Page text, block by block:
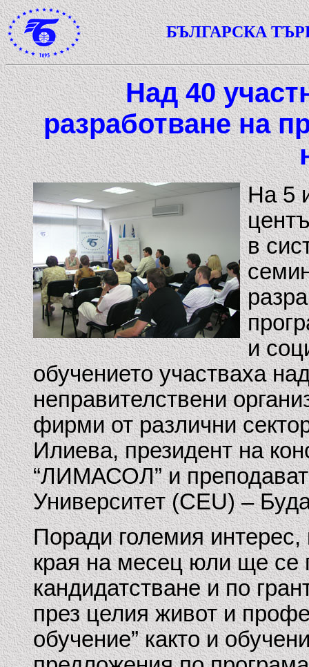
БЪЛГАРСКА
Над 40
разработване на
На 5
в
и
обучението участваха
неправителствени
фирми от различни
Илиева, президент на
“ЛИМАСОЛ” и
Университет (CEU) –
Поради големия интерес,
края на месец юли ще се
кандидатстване и по
през целия живот и
обучение” както и